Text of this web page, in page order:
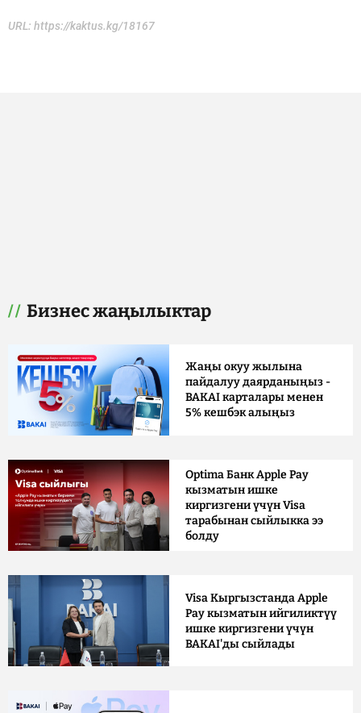
URL: https://kaktus.kg/18167
Бизнес жаңылыктар
Жаңы окуу жылына
пайдалуу даярданыңыз -
BAKAI карталары менен
5% кешбэк алыңыз
Optima Банк Apple Pay
кызматын ишке
киргизгени үчүн Visa
тарабынан сыйлыкка ээ
болду
Visa Кыргызстанда Apple
Pay кызматын ийгиликтүү
ишке киргизгени үчүн
BAKAI'ды сыйлады